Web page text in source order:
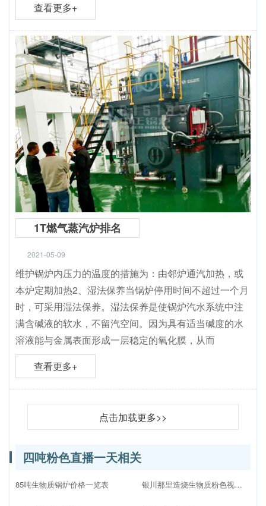
查看更多+
1T燃气蒸汽炉排名
2021-05-09
维护锅炉内压力的温度的措施为：由邻炉通汽加热，或
本炉定期加热2、湿法保养当锅炉停用时间不超过一个月
时，可采用湿法保养。湿法保养是使锅炉汽水系统中注
满含碱液的软水，不留汽空间。因为具有适当碱度的水
溶液能与金属表面形成一层稳定的氧化膜，从而
查看更多+
点击加载更多>>
四吨粉色直播一天相关
85吨生物质锅炉价格一览表 银川那里造烧生物质粉色视频下载APP